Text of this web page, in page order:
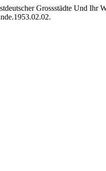
Grossstädte Und Ihr